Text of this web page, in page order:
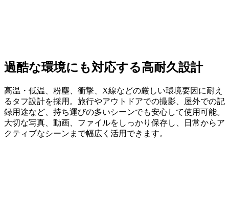
過酷な環境にも対応する高耐久設計
高温・低温、粉塵、衝撃、X線などの厳しい環境要因に耐え
るタフ設計を採用。旅行やアウトドアでの撮影、屋外での記
録用途など、持ち運びの多いシーンでも安心して使用可能。
大切な写真、動画、ファイルをしっかり保存し、日常からア
クティブなシーンまで幅広く活用できます。